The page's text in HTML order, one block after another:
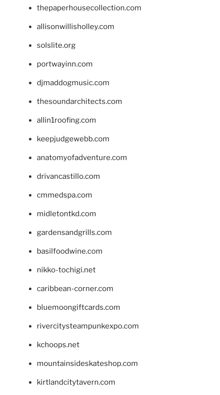
thepaperhousecollection.com
allisonwillisholley.com
solslite.org
portwayinn.com
djmaddogmusic.com
thesoundarchitects.com
allin1roofing.com
keepjudgewebb.com
anatomyofadventure.com
drivancastillo.com
cmmedspa.com
midletontkd.com
gardensandgrills.com
basilfoodwine.com
nikko-tochigi.net
caribbean-corner.com
bluemoongiftcards.com
rivercitysteampunkexpo.com
kchoops.net
mountainsideskateshop.com
kirtlandcitytavern.com